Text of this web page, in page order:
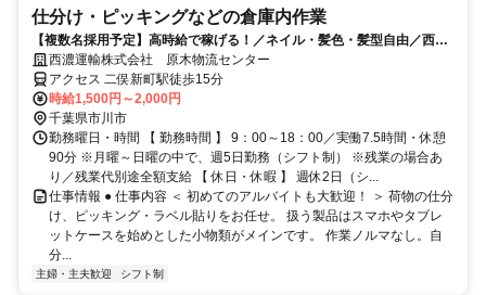
仕分け・ピッキングなどの倉庫内作業
【複数名採用予定】高時給で稼げる！／ネイル・髪色・髪型自由／西船
橋駅よりバス送迎あり
西濃運輸株式会社 原木物流センター
アクセス 二俣新町駅徒歩15分
時給1,500円～2,000円
千葉県市川市
勤務曜日・時間 【 勤務時間 】 9：00～18：00／実働7.5時間・休憩
90分 ※月曜～日曜の中で、週5日勤務（シフト制） ※残業の場合あ
り／残業代別途全額支給 【 休日・休暇 】 週休2日（シ...
仕事情報 ● 仕事内容 ＜ 初めてのアルバイトも大歓迎！ ＞ 荷物の仕分
け、ピッキング・ラベル貼りをお任せ。 扱う製品はスマホやタブレ
ットケースを始めとした小物類がメインです。 作業ノルマなし。自
分...
主婦・主夫歓迎 シフト制